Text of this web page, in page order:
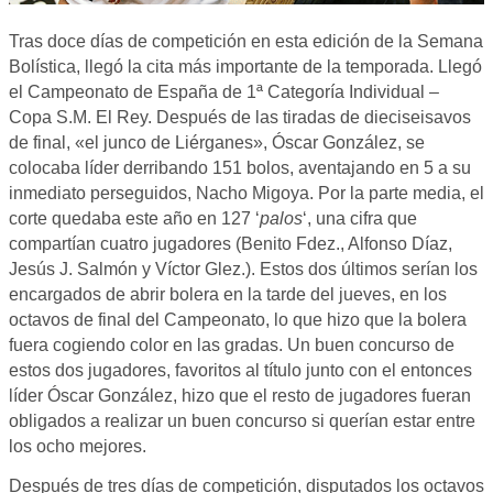
Tras doce días de competición en esta edición de la Semana
Bolística, llegó la cita más importante de la temporada. Llegó
el Campeonato de España de 1ª Categoría Individual –
Copa S.M. El Rey. Después de las tiradas de dieciseisavos
de final, «el junco de Liérganes», Óscar González, se
colocaba líder derribando 151 bolos, aventajando en 5 a su
inmediato perseguidos, Nacho Migoya. Por la parte media, el
corte quedaba este año en 127 ‘palos‘, una cifra que
compartían cuatro jugadores (Benito Fdez., Alfonso Díaz,
Jesús J. Salmón y Víctor Glez.). Estos dos últimos serían los
encargados de abrir bolera en la tarde del jueves, en los
octavos de final del Campeonato, lo que hizo que la bolera
fuera cogiendo color en las gradas. Un buen concurso de
estos dos jugadores, favoritos al título junto con el entonces
líder Óscar González, hizo que el resto de jugadores fueran
obligados a realizar un buen concurso si querían estar entre
los ocho mejores.
Después de tres días de competición, disputados los octavos